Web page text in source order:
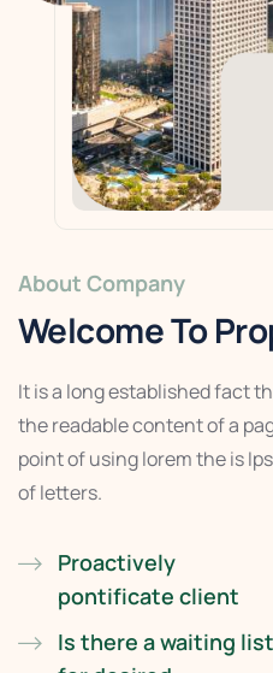
About Company
Welcome To
It is a long established fact
the readable content of a
point of using lorem the is
of letters.
Proactively
pontificate client
Is there a waiting list